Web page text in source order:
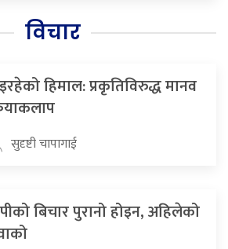
विचार
हिमाल: प्रकृतिविरुद्ध मानव
सुदृष्टी चापागाई
बिचार पुरानो होइन, अहिलेको